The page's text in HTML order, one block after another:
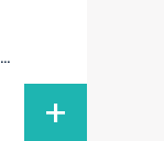
...
+